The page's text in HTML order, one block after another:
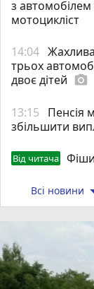
з
мотоцикліст
14:04
трьох
двоє дітей photo_camera
13:15
Пенсія
збільшити
Від читача
Всі новини